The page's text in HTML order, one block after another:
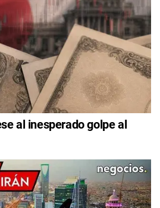
al inesperado golpe al